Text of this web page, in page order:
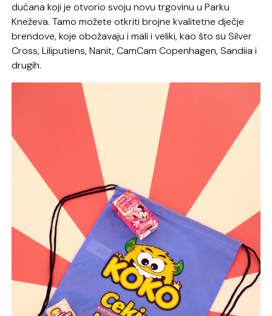
dućana koji je otvorio svoju novu trgovinu u Parku
Kneževa. Tamo možete otkriti brojne kvalitetne dječje
brendove, koje obožavaju i mali i veliki, kao što su Silver
Cross, Liliputiens, Nanit, CamCam Copenhagen, Sandiia i
drugih.